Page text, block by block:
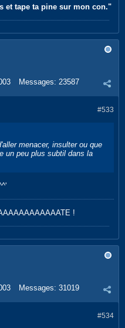
et tape ta pine sur mon con."
Messages: 23587
#533
menacer, insulter ou que
un peu plus subtil dans la
!
Messages: 31019
#534